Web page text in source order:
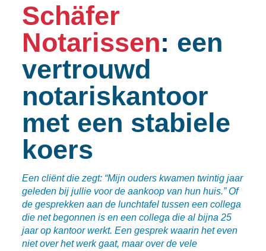
Schäfer
Notarissen: een
vertrouwd
notariskantoor
met een stabiele
koers
Een cliënt die zegt: “Mijn ouders kwamen twintig jaar
geleden bij jullie voor de aankoop van hun huis.” Of
de gesprekken aan de lunchtafel tussen een collega
die net begonnen is en een collega die al bijna 25
jaar op kantoor werkt. Een gesprek waarin het even
niet over het werk gaat, maar over de vele